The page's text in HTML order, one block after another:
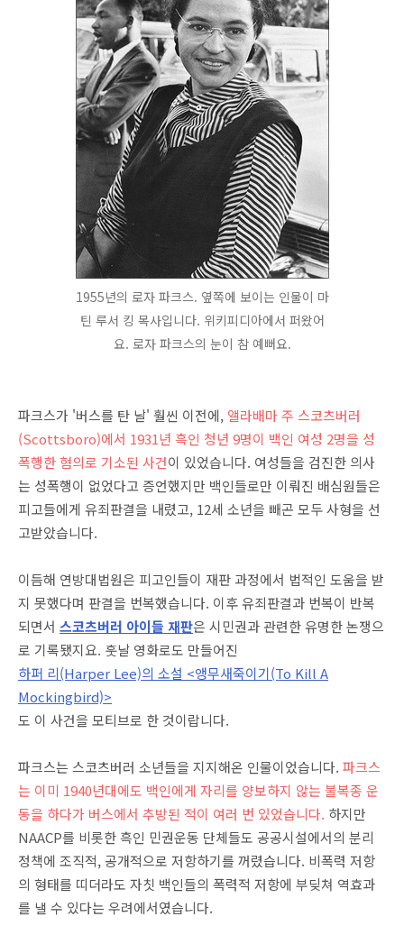
1955년의 로자 파크스. 옆쪽에 보이는 인물이 마
틴 루서 킹 목사입니다. 위키피디아에서 퍼왔어
요. 로자 파크스의 눈이 참 예뻐요.
파크스가 '버스를 탄 날' 훨씬 이전에, 앨라배마 주 스코츠버러
(Scottsboro)에서 1931년 흑인 청년 9명이 백인 여성 2명을 성
폭행한 혐의로 기소된 사건이 있었습니다. 여성들을 검진한 의사
는 성폭행이 없었다고 증언했지만 백인들로만 이뤄진 배심원들은
피고들에게 유죄판결을 내렸고, 12세 소년을 빼곤 모두 사형을 선
고받았습니다.
이듬해 연방대법원은 피고인들이 재판 과정에서 법적인 도움을 받
지 못했다며 판결을 번복했습니다. 이후 유죄판결과 번복이 반복
되면서 스코츠버러 아이들 재판은 시민권과 관련한 유명한 논쟁으
로 기록됐지요. 훗날 영화로도 만들어진
하퍼 리(Harper Lee)의 소설 <앵무새죽이기(To Kill A
Mockingbird)>
도 이 사건을 모티브로 한 것이랍니다.
파크스는 스코츠버러 소년들을 지지해온 인물이었습니다. 파크스
는 이미 1940년대에도 백인에게 자리를 양보하지 않는 불복종 운
동을 하다가 버스에서 추방된 적이 여러 번 있었습니다. 하지만
NAACP를 비롯한 흑인 민권운동 단체들도 공공시설에서의 분리
정책에 조직적, 공개적으로 저항하기를 꺼렸습니다. 비폭력 저항
의 형태를 띠더라도 자칫 백인들의 폭력적 저항에 부딪쳐 역효과
를 낼 수 있다는 우려에서였습니다.